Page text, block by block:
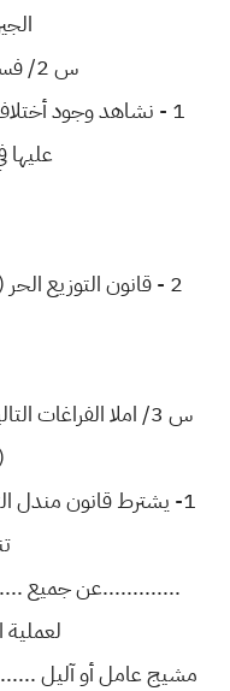
الجين (
س 2/ فسر ماياتي ( 6 درجات )
1 - نشاهد وجود
عليها
2 - قانون التوزيع
س 3/ املا الفراغات
(12
1- يشترط قانون مندل
.............عن جميع ........
مشيج عامل أو آليل